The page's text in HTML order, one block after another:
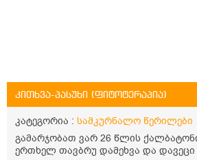
კითხვა-პასუხი (ფიტოტერაპია)
კატეგორია : სამკურნალო წერილები
გამარჯობათ ვარ 26 წლის
ერთხელ თავბრუ დამეხვა და დავეცი